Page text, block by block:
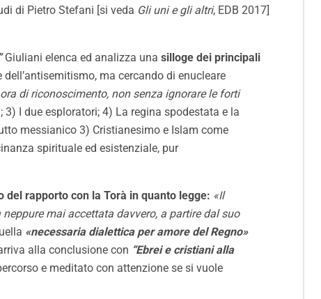
di Pietro Stefani [si veda Gli uni e gli altri, EDB 2017]
Giuliani elenca ed analizza una silloge dei principali
ma cercando di enucleare
di riconoscimento, non senza ignorare le forti
I due esploratori; 4) La regina spodestata e la
messianico 3) Cristianesimo e Islam come
spirituale ed esistenziale, pur
rapporto con la Torà in quanto legge: «Il
mai accettata davvero, a partire dal suo
«necessaria dialettica per amore del Regno»
alla conclusione con “Ebrei e cristiani alla
e meditato con attenzione se si vuole